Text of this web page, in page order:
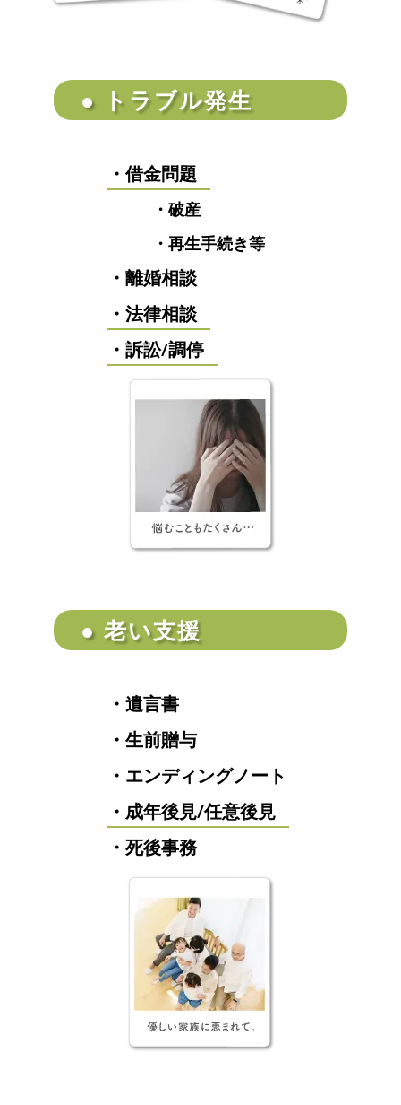
● トラブル発生
・借金問題
・破産
・再生手続き等
・離婚相談
・法律相談
・訴訟/調停
● 老い支援
・遺言書
・生前贈与
・エンディングノート
・成年後見/任意後見
・死後事務